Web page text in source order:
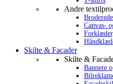
Andre
Canvas-
Skilte & Facader
Skilte &
Bannere